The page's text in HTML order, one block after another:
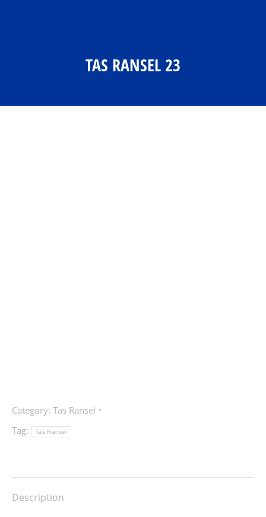
TAS RANSEL 23
Category: Tas Ransel
Tag:
Tas Ransel
Description